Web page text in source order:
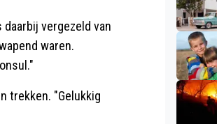
daarbij vergezeld van
waren.
trekken. "Gelukkig